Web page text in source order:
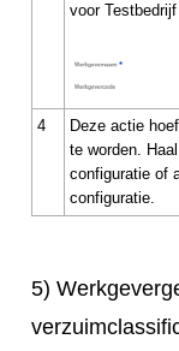
voor
4
Deze actie
te worden.
configuratie of
configuratie.
5)